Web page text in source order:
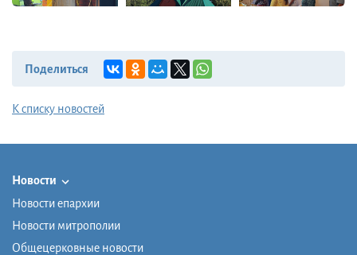
Поделиться
К списку новостей
Новости
Новости епархии
Новости митрополии
Общецерковные новости